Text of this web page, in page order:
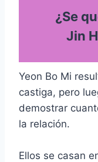
¿Se
Jin
Yeon Bo Mi
castiga, pero
demostrar
la relación.
Ellos se casan